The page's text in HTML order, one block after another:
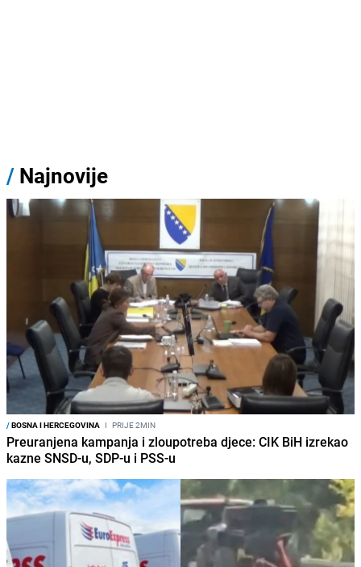
/ Najnovije
/BOSNA I HERCEGOVINA I PRIJE 2MIN
Preuranjena kampanja i zloupotreba djece: CIK BiH izrekao
kazne SNSD-u, SDP-u i PSS-u